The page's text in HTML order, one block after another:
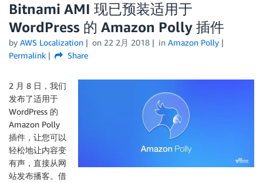
版本
Bitnami AMI 现已预装适用于
WordPress 的 Amazon Polly 插件
by AWS Localization on 22 2月 2018 in Amazon Polly
Permalink
Share
2 月 8 日，我们
发布了适用于
WordPress 的
Amazon Polly
插件，让您可以
轻松地让内容变
有声，直接从网
站发布播客。借